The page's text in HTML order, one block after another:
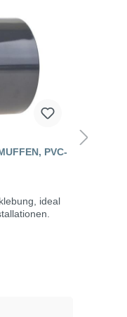
PVC-
ideal